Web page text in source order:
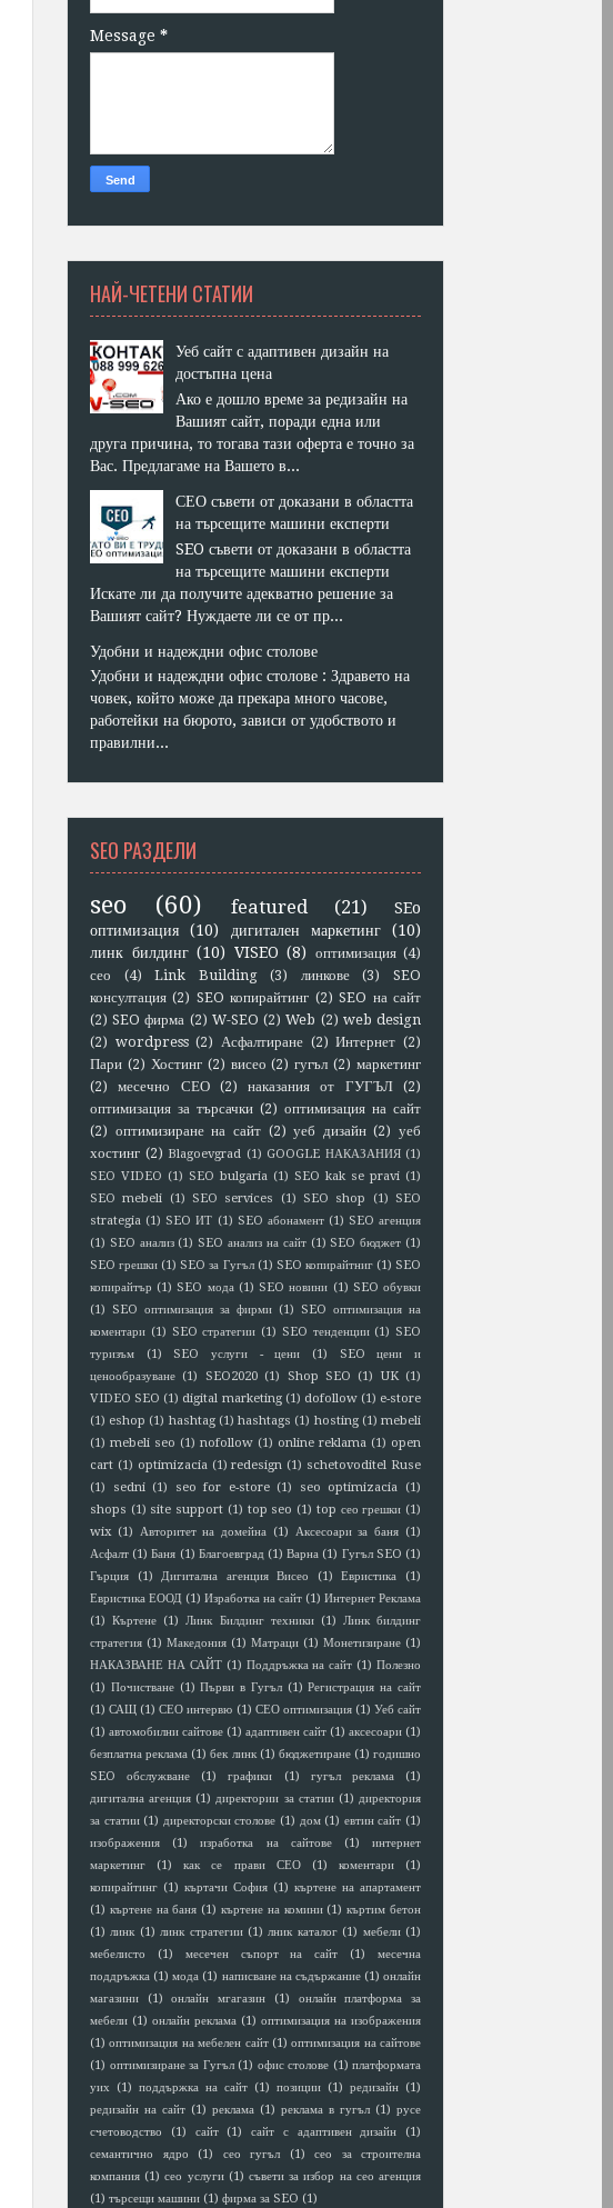
Message *
НАЙ-ЧЕТЕНИ СТАТИИ
Уеб сайт с адаптивен дизайн на
достъпна цена
Ако е дошло време за редизайн на
Вашият сайт, поради една или
друга причина, то тогава тази оферта е точно за
Вас. Предлагаме на Вашето в...
СЕО съвети от доказани в областта
на търсещите машини експерти
SEO съвети от доказани в областта
на търсещите машини експерти
Искате ли да получите адекватно решение за
Вашият сайт? Нуждаете ли се от пр...
Удобни и надеждни офис столове
Удобни и надеждни офис столове : Здравето на
човек, който може да прекара много часове,
работейки на бюрото, зависи от удобството и
правилни...
SEO РАЗДЕЛИ
seo
(60) featured (21)
SEo
оптимизация
(10) дигитален маркетинг
(10)
линк билдинг (10) VISEO (8) оптимизация (4)
сео
(4) Link Building (3) линкове (3)
SEO
консултация (2) SEO копирайтинг (2) SEO на сайт
(2) SEO фирма (2) W-SEO (2) Web (2) web design
(2) wordpress (2) Асфалтиране (2) Интернет (2)
Пари (2) Хостинг (2) висео (2) гугъл (2) маркетинг
(2)
месечно СЕО (2) наказания от ГУГЪЛ
(2)
оптимизация за търсачки (2) оптимизация на сайт
(2) оптимизиране на сайт (2) уеб дизайн (2) уеб
хостинг (2) Blagoevgrad (1) GOOGLE НАКАЗАНИЯ (1)
SEO VIDEO (1) SEO bulgaria (1) SEO kak se pravi (1)
SEO mebeli
(1) SEO services (1) SEO shop (1) SEO
strategia (1) SEO ИТ (1) SEO абонамент (1) SEO агенция
(1) SEO анализ (1) SEO анализ на сайт (1) SEO бюджет (1)
SEO грешки (1) SEO за Гугъл (1) SEO копирайтниг (1) SEO
копирайтър (1) SEO мода (1) SEO новини (1) SEO обувки
(1) SEO оптимизация за фирми (1) SEO оптимизация на
коментари (1) SEO стратегии (1) SEO тенденции (1) SEO
туризъм
(1) SEO услуги - цени (1)
SEO цени и
ценообразуване (1) SEO2020 (1) Shop SEO (1) UK (1)
VIDEO SEO (1) digital marketing (1) dofollow (1) e-store
(1) eshop (1) hashtag (1) hashtags (1) hosting (1) mebeli
(1) mebeli seo (1) nofollow (1) online reklama (1) open
cart (1) optimizacia (1) redesign (1) schetovoditel Ruse
(1)
sedni (1) seo for e-store (1) seo optimizacia
(1)
shops (1) site support (1) top seo (1) top сео грешки (1)
wix (1) Авторитет на домейна (1) Аксесоари за баня (1)
Асфалт (1) Баня (1) Благоевград (1) Варна (1) Гугъл SEO (1)
Гърция
(1) Дигитална агенция Висео (1) Евристика
(1)
Евристика ЕООД (1) Изработка на сайт (1) Интернет Реклама
(1) Къртене (1) Линк Билдинг техники (1) Линк билдинг
стратегия (1) Македония (1) Матраци (1) Монетизиране (1)
НАКАЗВАНЕ НА САЙТ (1) Поддръжка на сайт (1) Полезно
(1) Почистване (1) Първи в Гугъл (1) Регистрация на сайт
(1) САЩ (1) СЕО интервю (1) СЕО оптимизация (1) Уеб сайт
(1) автомобилни сайтове (1) адаптивен сайт (1) аксесоари (1)
безплатна реклама (1) бек линк (1) бюджетиране (1) годишно
SEO обслужване
(1) графики (1) гугъл реклама
(1)
дигитална агенция (1) директории за статии (1) директория
за статии (1) директорски столове (1) дом (1) евтин сайт (1)
изображения
(1) изработка на сайтове (1)
интернет
маркетинг
(1) как се прави СЕО (1) коментари
(1)
копирайтинг (1) къртачи София (1) къртене на апартамент
(1) къртене на баня (1) къртене на комини (1) къртим бетон
(1) линк (1) линк стратегии (1) лник каталог (1) мебели (1)
мебелисто
(1) месечен съпорт на сайт (1)
месечна
поддръжка (1) мода (1) написване на съдържание (1) онлайн
магазини
(1) онлайн мгагазин (1)
онлайн платформа за
мебели (1) онлайн реклама (1) оптимизация на изображения
(1) оптимизация на мебелен сайт (1) оптимизация на сайтове
(1) оптимизиране за Гугъл (1) офис столове (1) платформата
уих (1) поддържка на сайт (1) позиции (1) редизайн (1)
редизайн на сайт (1) реклама (1) реклама в гугъл (1) русе
счетоводство
(1) сайт (1) сайт с адаптивен дизайн
(1)
семантично ядро
(1) сео гугъл (1)
сео за строителна
компания (1) сео услуги (1) съвети за избор на сео агенция
(1) търсещи машини (1) фирма за SEO (1)